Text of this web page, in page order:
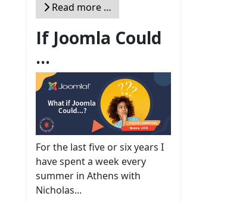
Read more …
If Joomla Could
...
For the last five or six years I
have spent a week every
summer in Athens with
Nicholas...